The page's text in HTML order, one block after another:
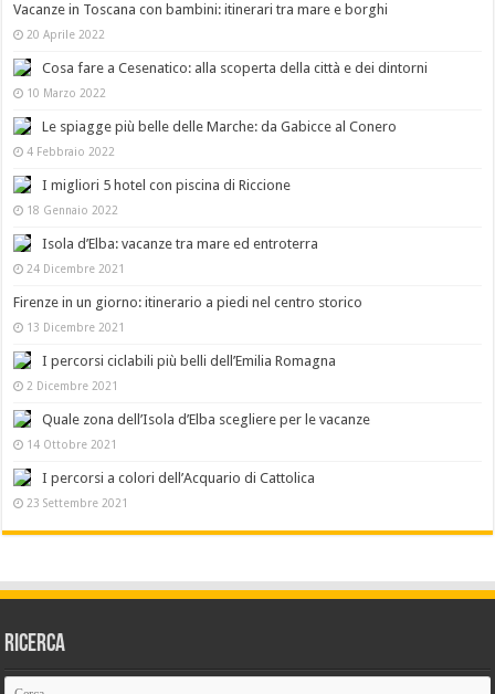
Vacanze in Toscana con bambini: itinerari tra mare e borghi
20 Aprile 2022
Cosa fare a Cesenatico: alla scoperta della città e dei dintorni
10 Marzo 2022
Le spiagge più belle delle Marche: da Gabicce al Conero
4 Febbraio 2022
I migliori 5 hotel con piscina di Riccione
18 Gennaio 2022
Isola d’Elba: vacanze tra mare ed entroterra
24 Dicembre 2021
Firenze in un giorno: itinerario a piedi nel centro storico
13 Dicembre 2021
I percorsi ciclabili più belli dell’Emilia Romagna
2 Dicembre 2021
Quale zona dell’Isola d’Elba scegliere per le vacanze
14 Ottobre 2021
I percorsi a colori dell’Acquario di Cattolica
23 Settembre 2021
Ricerca